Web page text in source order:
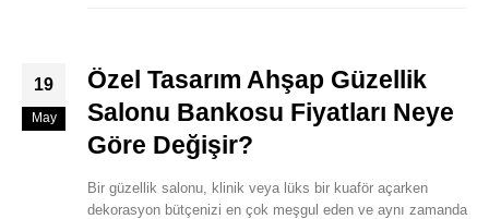
19
May
Özel Tasarım Ahşap Güzellik
Salonu Bankosu Fiyatları Neye
Göre Değişir?
Bir güzellik salonu, klinik veya lüks bir kuaför açarken
dekorasyon bütçenizi en çok meşgul eden ve aynı zamanda